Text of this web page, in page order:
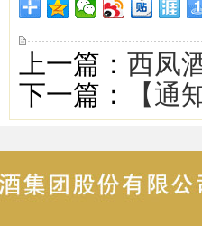
上一篇： 西凤
下一篇：
【通